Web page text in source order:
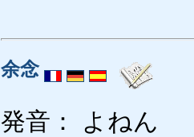
余念
発音： よねん